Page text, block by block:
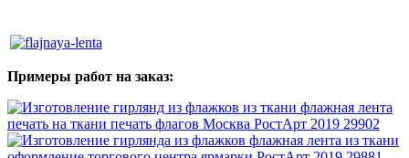
Примеры работ на заказ: